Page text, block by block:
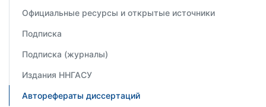
Официальные ресурсы и открытые источники
Подписка
Подписка (журналы)
Издания ННГАСУ
Авторефераты диссертаций